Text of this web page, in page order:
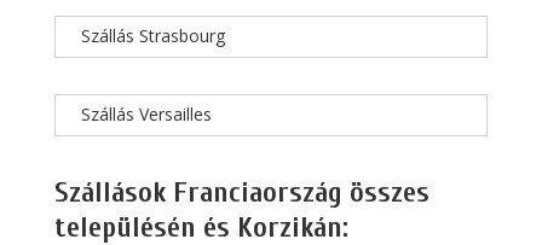
Szállás Strasbourg
Szállás Versailles
Szállások Franciaország összes
településén és Korzikán: